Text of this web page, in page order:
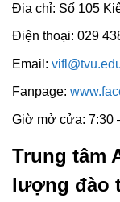
Địa chỉ: Số 105
Điện thoại: 029
Email:
Fanpage:
Giờ mở cửa: 7:30
Trung tâm
lượng đào